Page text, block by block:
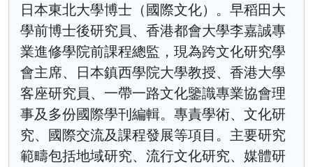
日本東北大學博士（國際文化）。早稻田大
學前博士後研究員、香港都會大學李嘉誠專
業進修學院前課程總監，現為跨文化研究學
會主席、日本鎮西學院大學教授、香港大學
客座研究員、一帶一路文化鑒識專業協會理
事及多份國際學刊編輯。專責學術、文化研
究、國際交流及課程發展等項目。主要研究
範疇包括地域研究、流行文化研究、媒體研